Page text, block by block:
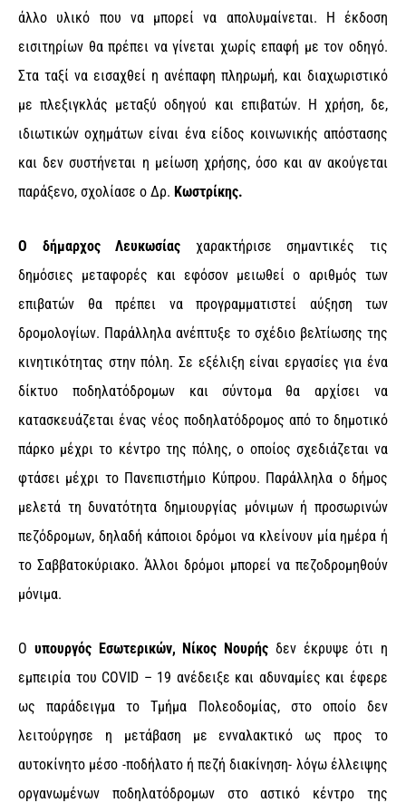
άλλο υλικό που να μπορεί να απολυμαίνεται. Η έκδοση
εισιτηρίων θα πρέπει να γίνεται χωρίς επαφή με τον οδηγό.
Στα ταξί να εισαχθεί η ανέπαφη πληρωμή, και διαχωριστικό
με πλεξιγκλάς μεταξύ οδηγού και επιβατών. Η χρήση, δε,
ιδιωτικών οχημάτων είναι ένα είδος κοινωνικής απόστασης
και δεν συστήνεται η μείωση χρήσης, όσο και αν ακούγεται
παράξενο, σχολίασε ο Δρ. Κωστρίκης.
Ο δήμαρχος Λευκωσίας χαρακτήρισε σημαντικές τις
δημόσιες μεταφορές και εφόσον μειωθεί ο αριθμός των
επιβατών θα πρέπει να προγραμματιστεί αύξηση των
δρομολογίων. Παράλληλα ανέπτυξε το σχέδιο βελτίωσης της
κινητικότητας στην πόλη. Σε εξέλιξη είναι εργασίες για ένα
δίκτυο ποδηλατόδρομων και σύντομα θα αρχίσει να
κατασκευάζεται ένας νέος ποδηλατόδρομος από το δημοτικό
πάρκο μέχρι το κέντρο της πόλης, ο οποίος σχεδιάζεται να
φτάσει μέχρι το Πανεπιστήμιο Κύπρου. Παράλληλα ο δήμος
μελετά τη δυνατότητα δημιουργίας μόνιμων ή προσωρινών
πεζόδρομων, δηλαδή κάποιοι δρόμοι να κλείνουν μία ημέρα ή
το Σαββατοκύριακο. Άλλοι δρόμοι μπορεί να πεζοδρομηθούν
μόνιμα.
Ο υπουργός Εσωτερικών, Νίκος Νουρής δεν έκρυψε ότι η
εμπειρία του COVID – 19 ανέδειξε και αδυναμίες και έφερε
ως παράδειγμα το Τμήμα Πολεοδομίας, στο οποίο δεν
λειτούργησε η μετάβαση με ενναλακτικό ως προς το
αυτοκίνητο μέσο -ποδήλατο ή πεζή διακίνηση- λόγω έλλειψης
οργανωμένων ποδηλατόδρομων στο αστικό κέντρο της